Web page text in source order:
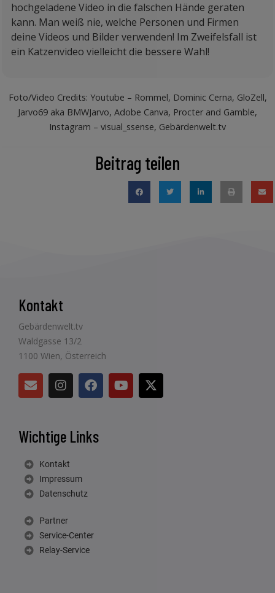
hochgeladene Video in die falschen Hände geraten
kann. Man weiß nie, welche Personen und Firmen
deine Videos und Bilder verwenden! Im Zweifelsfall ist
ein Katzenvideo vielleicht die bessere Wahl!
Foto/Video Credits: Youtube – Rommel, Dominic Cerna, GloZell,
Jarvo69 aka BMWJarvo, Adobe Canva, Procter and Gamble,
Instagram – visual_ssense, Gebärdenwelt.tv
Beitrag teilen
Kontakt
Gebärdenwelt.tv
Waldgasse 13/2
1100 Wien, Österreich
Wichtige Links
Kontakt
Impressum
Datenschutz
Partner
Service-Center
Relay-Service